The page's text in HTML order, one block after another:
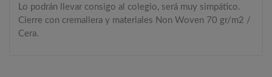
Lo podrán llevar consigo al colegio, será muy simpático.
Cierre con cremallera y materiales Non Woven 70 gr/m2 /
Cera.